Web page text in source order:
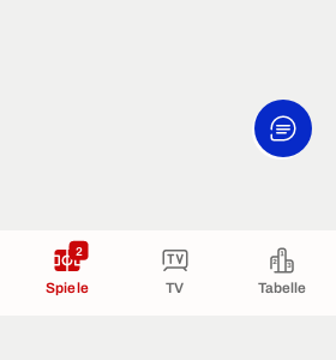
Spiele
2
TV Tabelle